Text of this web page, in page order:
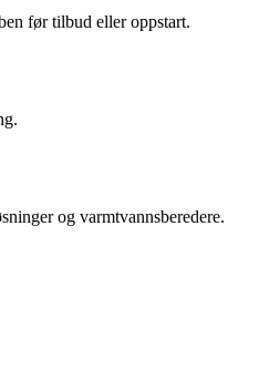
før tilbud eller oppstart.
og varmtvannsberedere.